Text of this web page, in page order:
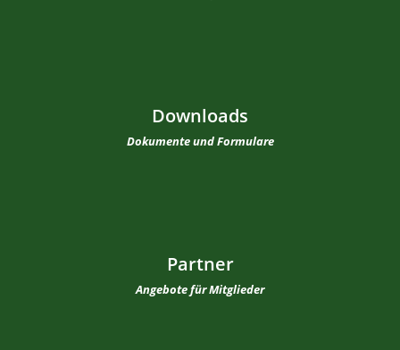
Downloads
Dokumente und Formulare
Partner
Angebote für Mitglieder